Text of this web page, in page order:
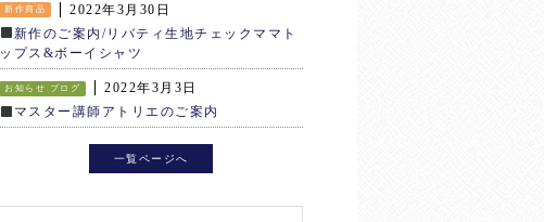
新作商品
2022年3月30日
新作のご案内/リバティ生地チェックママト
ップス&ボーイシャツ
お知らせ ブログ
2022年3月3日
マスター講師アトリエのご案内
一覧ページへ